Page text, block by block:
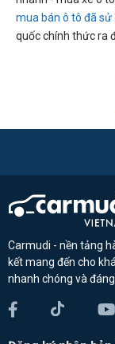
mua bán ô tô đã sử
quốc chính thức ra
Carmudi - nền tảng
kết mang đến cho
nhanh chóng và